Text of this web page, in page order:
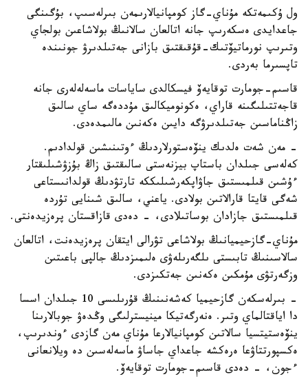
ول ۇكىمەتكە مۇناي-گاز كومپانيالارىمەن بىرلەسىپ، بۇگىنگى
جاعدايدى ەسكەرىپ جانە اتالعان سالانىڭ بولاشاعىن بولجاي
وتىرىپ نورماتيۆتىك-قۇقىقتىق بازانى جەتىلدىرۋ جونىندە
تاپسىرما بەردى.
قاسىم-جومارت توقايەۆ فيسكالدى ساياسات ماسەلەلەرى جانە
قاجەتتىلىگىنە قاراي، ەكونوميكالىق مۇددەگە ساي سالىق
زاڭناماسىن جەتىلدىرۋگە دايىن ەكەنىن مالىمدەدى.
- مەن شەت ەلدىك ينۆەستورلاردىڭ ءوتىنىشىن قولدادىم.
كەلەسى جىلدان باستاپ بيزنەستى سالىقتىق زاڭ بۇزۋشىلىقتار
ءۇشىن قىلمىستىق جاۋاپكەرشىلىككە تارتۋدىڭ قولدانىستاعى
شەگى قايتا قارالاتىن بولادى. ياعني، سالىق شىنايى تۇردە
قىلمىستىق جازادان بوساتىلادى، - دەدى قازاقستان پرەزيدەنتى.
مۇناي-گازحيميانىڭ بولاشاعى تۋرالى ايتقان پرەزيدەنت، اتالعان
سالاسىنىڭ تابىستى ىلگەرىلەۋى ەلىمىزدىڭ جالپى باعىتىن
وزگەرتۋى مۇمكىن ەكەنىن جەتكىزدى.
- بىرلەسكەن گازحيميا كەشەنىنىڭ قۇرىلىسى 10 جىلدان اسسا
دا اياقتالماي وتىر. ەنەرگەتيكا مينيسترلىگى وڭدەۋ جوبالارىنا
ينۆەستيتسيا سالاتىن كومپانيالارعا مۇناي مەن گازدى ءوندىرىپ،
ەكسپورتتاۋعا ەرەكشە جاعداي جاساۋ ماسەلەسىن دە ويلانعانى
ءجون، - دەدى قاسىم-جومارت توقايەۆ.